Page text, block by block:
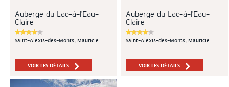
Auberge du Lac-à-l'Eau-
Claire
Saint-Alexis-des-Monts, Mauricie
VOIR LES DÉTAILS
Auberge du Lac-à-l'Eau-
Claire
Saint-Alexis-des-Monts, Mauricie
VOIR LES DÉTAILS